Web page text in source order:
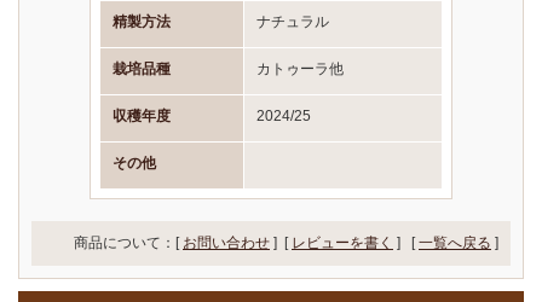
精製方法 ナチュラル
栽培品種 カトゥーラ他
収穫年度 2024/25
その他
商品について：[ お問い合わせ ] [ レビューを書く ] [一覧へ戻る ]